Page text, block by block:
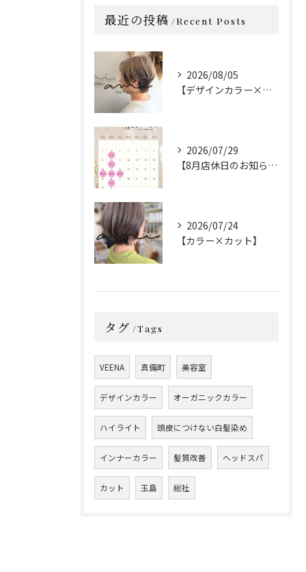
最近の投稿 Recent Posts
2026/08/05
【デザインカラー×カット】
2026/07/29
【8月店休日のお知らせ】
2026/07/24
【カラー×カット】
タグ Tags
VEENA 真備町 美容室
デザインカラー オーガニックカラー
ハイライト 頭皮につけない白髪染め
インナーカラー 髪質改善 ヘッドスパ
カット 玉島 総社